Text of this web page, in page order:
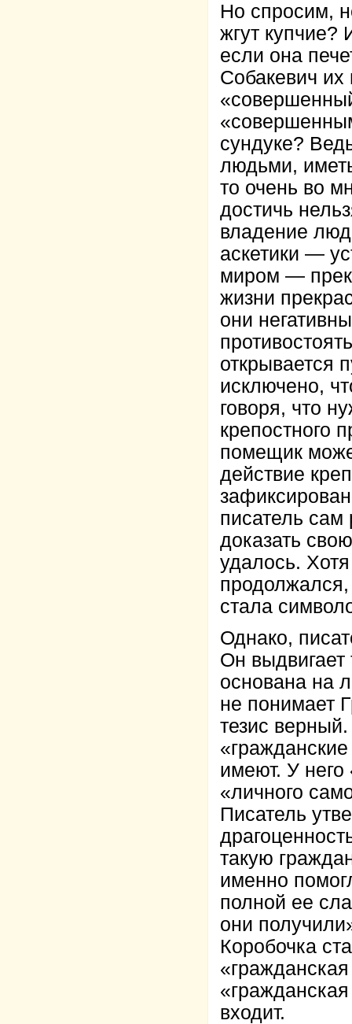
Но спросим,
жгут купчие?
если она
Собакевич
сундуке?
людьми,
то очень во
достичь
владение
аскетики —
миром —
жизни
они
открывается
исключено,
говоря, что
крепостного
помещик
действие
писатель сам
доказать
удалось.
стала
Однако,
Он выдвигает
основана на
не понимает
тезис
имеют. У
«личного
Писатель
такую
именно
полной ее
они
Коробочка
входит.